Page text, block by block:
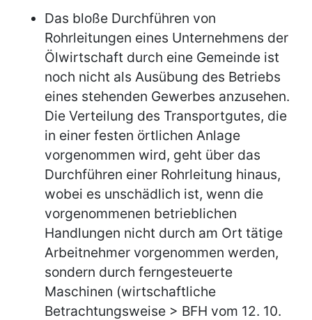
Das bloße Durchführen von
Rohrleitungen eines Unternehmens der
Ölwirtschaft durch eine Gemeinde ist
noch nicht als Ausübung des Betriebs
eines stehenden Gewerbes anzusehen.
Die Verteilung des Transportgutes, die
in einer festen örtlichen Anlage
vorgenommen wird, geht über das
Durchführen einer Rohrleitung hinaus,
wobei es unschädlich ist, wenn die
vorgenommenen betrieblichen
Handlungen nicht durch am Ort tätige
Arbeitnehmer vorgenommen werden,
sondern durch ferngesteuerte
Maschinen (wirtschaftliche
Betrachtungsweise > BFH vom 12. 10.